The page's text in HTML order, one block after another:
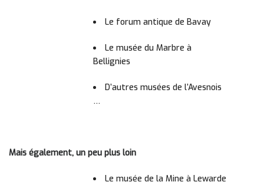
Le forum antique de Bavay
Le musée du Marbre à
Bellignies
D’autres musées de l’Avesnois
…
Mais également, un peu plus loin
Le musée de la Mine à Lewarde